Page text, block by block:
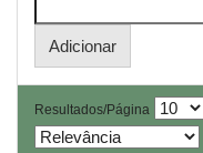
Resultados/Página